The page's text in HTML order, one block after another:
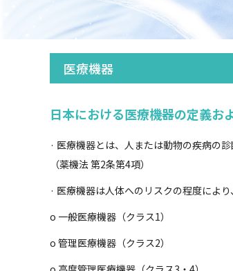
医療機器
日本における医療機器の定義お
· 医療機器とは、人または動物の疾病の
（薬機法 第2条第4項）
· 医療機器は人体へのリスクの程度によ
o 一般医療機器（クラス1）
o 管理医療機器（クラス2）